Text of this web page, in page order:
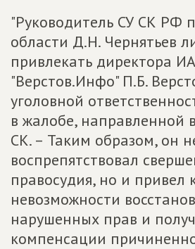
"Руководитель СУ СК РФ
области Д.Н. Чернятьев
привлекать директора ИА
"Верстов.Инфо" П.Б.
уголовной
в жалобе, направленной
СК. – Таким образом, он
воспрепятствовал
правосудия, но и привел
невозможности
нарушенных прав и
компенсации